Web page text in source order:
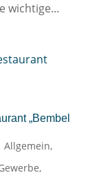
wichtige...
„Bembel
Allgemein,
,